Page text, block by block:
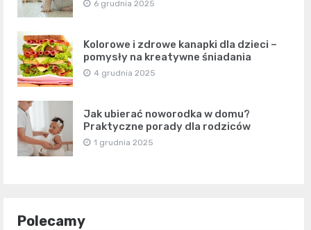
6 grudnia 2025
Kolorowe i zdrowe kanapki dla dzieci –
pomysły na kreatywne śniadania
4 grudnia 2025
Jak ubierać noworodka w domu?
Praktyczne porady dla rodziców
1 grudnia 2025
Polecamy